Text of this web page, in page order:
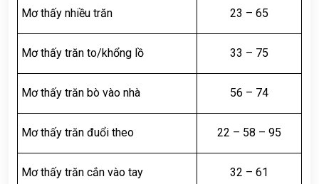
Mơ thấy nhiều trăn 23 – 65
Mơ thấy trăn to/khổng lồ 33 – 75
Mơ thấy trăn bò vào nhà 56 – 74
Mơ thấy trăn đuổi theo 22 – 58 – 95
Mơ thấy trăn cắn vào tay 32 – 61